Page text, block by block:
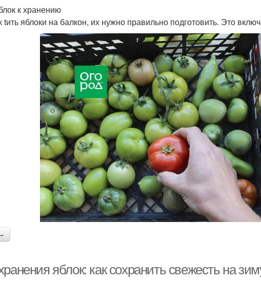
к хранению
tить яблоки на балкон, их нужно правильно подготовить. Это
яблок: как сохранить свежесть на